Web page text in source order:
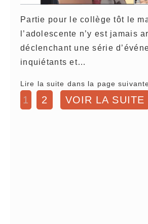
Partie pour le collège tôt le
l’adolescente n’y est jamais
déclenchant une série
inquiétants et…
Lire la suite dans la page
1 2 VOIR LA SUITE